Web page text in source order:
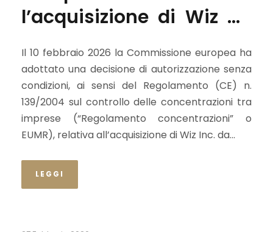
l’acquisizione di Wiz da
M.11964)
Il 10 febbraio 2026 la Commissione europea ha
adottato una decisione di autorizzazione senza
condizioni, ai sensi del Regolamento (CE) n.
139/2004 sul controllo delle concentrazioni tra
imprese (“Regolamento concentrazioni” o
EUMR), relativa all’acquisizione di Wiz Inc. da...
LEGGI